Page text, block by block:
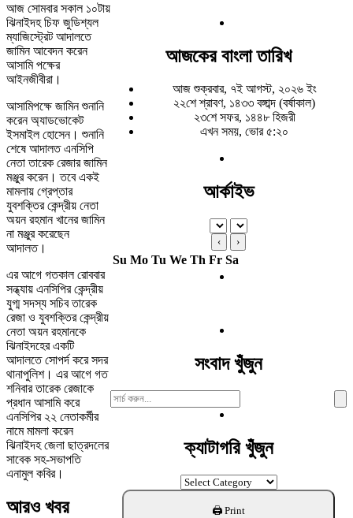
আজ সোমবার সকাল ১০টায়
ঝিনাইদহ চিফ জুডিশ্যল
ম্যাজিস্ট্রেট আদালতে
জামিন আবেদন করেন
আসামি পক্ষের
আইনজীবীরা।
আসামিপক্ষে জামিন শুনানি
করেন অ্যাডভোকেট
ইসমাইল হোসেন। শুনানি
শেষে আদালত এনসিপি
নেতা তারেক রেজার জামিন
মঞ্জুর করেন। তবে একই
মামলায় গ্রেপ্তার
যুবশক্তির কেন্দ্রীয় নেতা
অয়ন রহমান খানের জামিন
না মঞ্জুর করেছেন
আদালত।
এর আগে গতকাল রোববার
সন্ধ্যায় এনসিপির কেন্দ্রীয়
যুগ্ম সদস্য সচিব তারেক
রেজা ও যুবশক্তির কেন্দ্রীয়
নেতা অয়ন রহমানকে
ঝিনাইদহের একটি
আদালতে সোপর্দ করে সদর
থানাপুলিশ। এর আগে গত
শনিবার তারেক রেজাকে
প্রধান আসামি করে
এনসিপির ২২ নেতাকর্মীর
নামে মামলা করেন
ঝিনাইদহ জেলা ছাত্রদলের
সাবেক সহ-সভাপতি
এনামুল কবির।
আরও খবর
আজকের বাংলা তারিখ
আজ শুক্রবার, ৭ই আগস্ট, ২০২৬ ইং
২২শে শ্রাবণ, ১৪৩৩ বঙ্গাব্দ (বর্ষাকাল)
২৩শে সফর, ১৪৪৮ হিজরী
এখন সময়, ভোর ৫:২০
আর্কাইভ
‹ ›
Su Mo Tu We Th Fr Sa
সংবাদ খুঁজুন
Search
For:
ক্যাটাগরি খুঁজুন
ক্যাটাগরি
খুঁজুন